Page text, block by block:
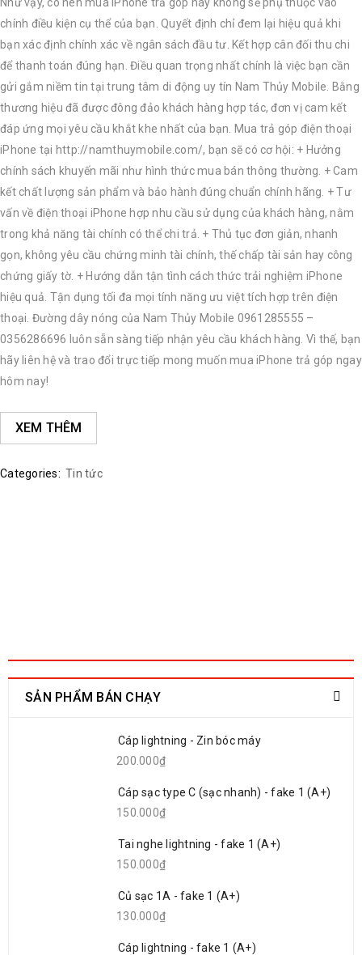
chính điều kiện cụ thể của bạn. Quyết định chỉ đem lại hiệu quả khi
bạn xác định chính xác về ngân sách đầu tư. Kết hợp cân đối thu chi
để thanh toán đúng hạn. Điều quan trọng nhất chính là việc bạn cần
gửi gắm niềm tin tại trung tâm di động uy tín Nam Thủy Mobile. Bằng
thương hiệu đã được đông đảo khách hàng hợp tác, đơn vị cam kết
đáp ứng mọi yêu cầu khắt khe nhất của bạn. Mua trả góp điện thoại
iPhone tại http://namthuymobile.com/, bạn sẽ có cơ hội: + Hưởng
chính sách khuyến mãi như hình thức mua bán thông thường. + Cam
kết chất lượng sản phẩm và bảo hành đúng chuẩn chính hãng. + Tư
vấn về điện thoại iPhone hợp nhu cầu sử dụng của khách hàng, nằm
trong khả năng tài chính có thể chi trả. + Thủ tục đơn giản, nhanh
gọn, không yêu cầu chứng minh tài chính, thế chấp tài sản hay công
chứng giấy tờ. + Hướng dẫn tận tình cách thức trải nghiệm iPhone
hiệu quả. Tận dụng tối đa mọi tính năng ưu việt tích hợp trên điện
thoại. Đường dây nóng của Nam Thủy Mobile 0961285555 –
0356286696 luôn sẵn sàng tiếp nhận yêu cầu khách hàng. Vì thế, bạn
hãy liên hệ và trao đổi trực tiếp mong muốn mua iPhone trả góp ngay
hôm nay!
XEM THÊM
Categories: Tin tức
SẢN PHẨM BÁN CHẠY
Cáp lightning - Zin bóc máy
200.000₫
Cáp sạc type C (sạc nhanh) - fake 1 (A+)
150.000₫
Tai nghe lightning - fake 1 (A+)
150.000₫
Củ sạc 1A - fake 1 (A+)
130.000₫
Cáp lightning - fake 1 (A+)